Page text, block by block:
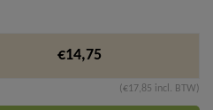
€14,75
(€17,85 incl. BTW)